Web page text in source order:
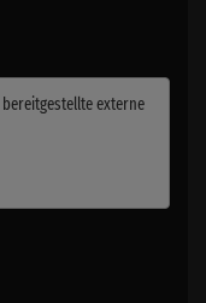
bereitgestellte externe